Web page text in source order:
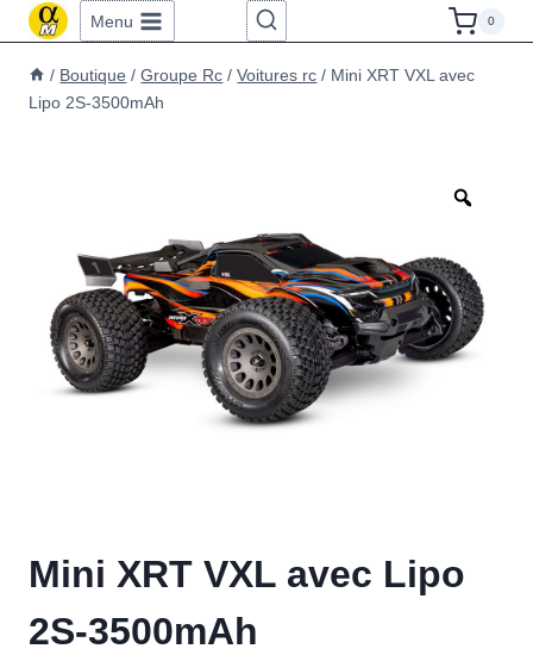
Aller
au
contenu
Menu 0
/ Boutique / Groupe Rc / Voitures rc / Mini XRT VXL avec
Lipo 2S-3500mAh
Mini XRT VXL avec Lipo
2S-3500mAh